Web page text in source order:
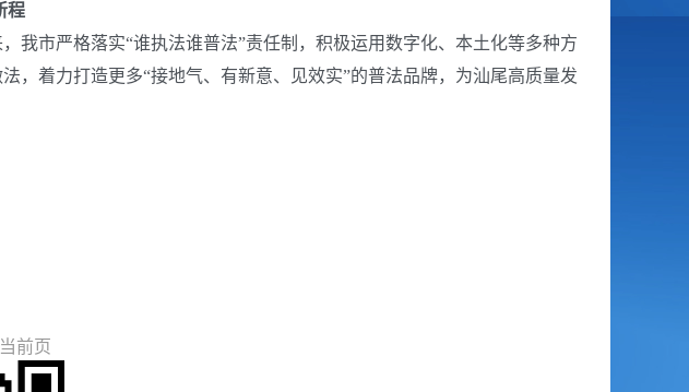
程
我市严格落实“谁执法谁普法”责任制，积极运用数字化、本土化等多种方
，着力打造更多“接地气、有新意、见效实”的普法品牌，为汕尾高质量发
前页